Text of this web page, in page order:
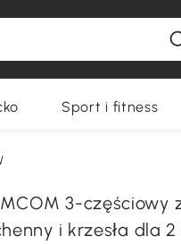
Sport i fitness
3-częściowy
i krzesła dla